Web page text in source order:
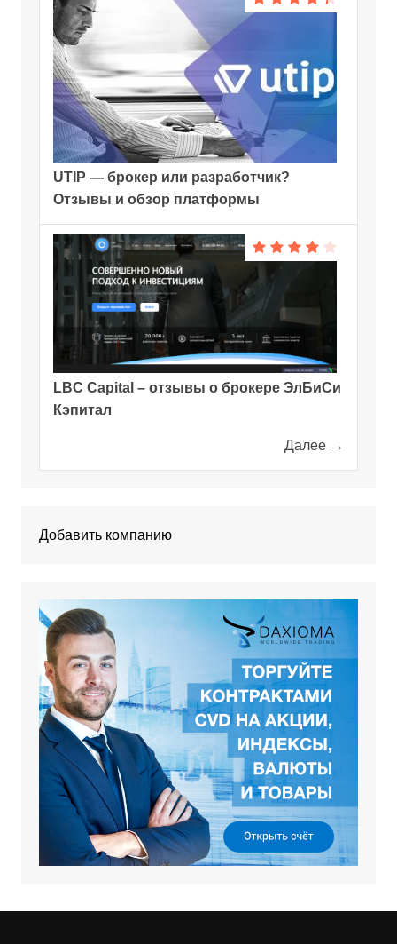
UTIP — брокер или разработчик?
Отзывы и обзор платформы
LBC Capital – отзывы о брокере ЭлБиСи
Кэпитал
Далее →
Добавить компанию